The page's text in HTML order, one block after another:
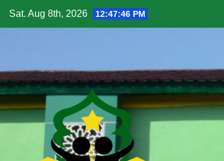
Sat. Aug 8th, 2026 12:47:48 PM